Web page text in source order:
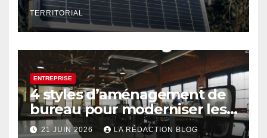
TERRITORIAL
ENTREPRISE
4 styles d’aménagement de
bureau pour moderniser les
espaces professionnels
21 JUIN 2026 LA RÉDACTION BLOG